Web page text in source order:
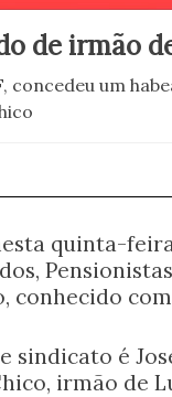
de irmão
concedeu um
quinta-
conhecido
sindicato é
irmão de